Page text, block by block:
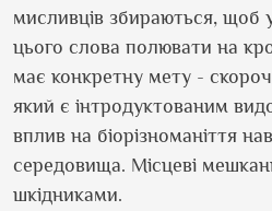
мисливців збираються, щоб
цього слова полювати на
має конкретну мету -
який є інтродуктованим
вплив на біорізноманіття
середовища. Місцеві
шкідниками.